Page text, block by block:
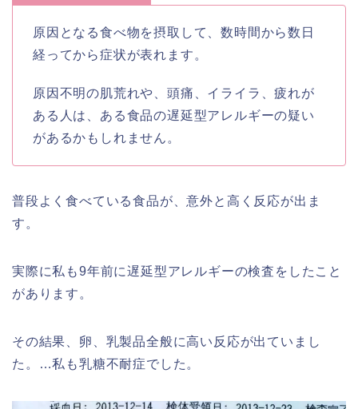
原因となる食べ物を摂取して、数時間から数日
経ってから症状が表れます。
原因不明の肌荒れや、頭痛、イライラ、疲れが
ある人は、ある食品の遅延型アレルギーの疑い
があるかもしれません。
普段よく食べている食品が、意外と高く反応が出ま
す。
実際に私も9年前に遅延型アレルギーの検査をしたこと
があります。
その結果、卵、乳製品全般に高い反応が出ていまし
た。…私も乳糖不耐症でした。